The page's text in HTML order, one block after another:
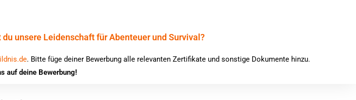
unsere Leidenschaft für Abenteuer und Survival?
. Bitte füge deiner Bewerbung alle relevanten Zertifikate und sonstige Dokumente hinzu.
auf deine Bewerbung!